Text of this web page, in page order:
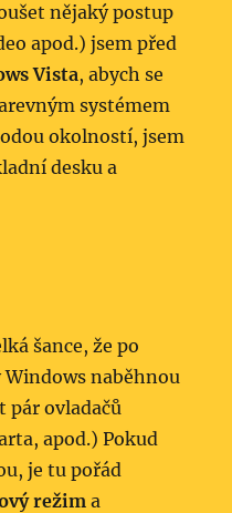
nějaký postup
apod.) jsem před
Vista, abych se
systémem
okolností, jsem
desku a
šance, že po
naběhnou
pár ovladačů
apod.) Pokud
je tu pořád
režim a